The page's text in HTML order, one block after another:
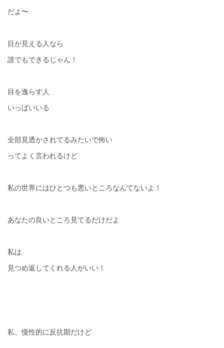
だよ〜
目が見える人なら
誰でもできるじゃん！
目を逸らす人
いっぱいいる
全部見透かされてるみたいで怖い
ってよく言われるけど
私の世界にはひとつも悪いところなんてないよ！
あなたの良いところ見てるだけだよ
私は
見つめ返してくれる人がいい！
私、慢性的に反抗期だけど